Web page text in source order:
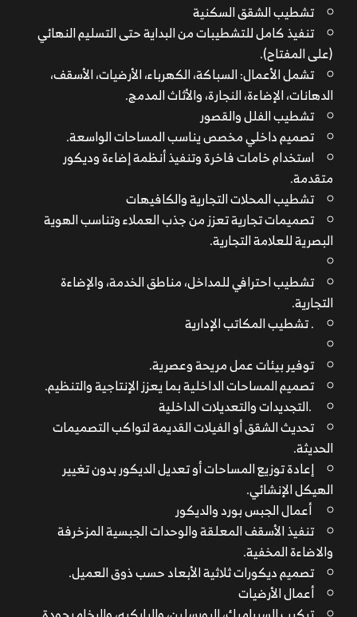
تشطيب الشقق السكنية
تنفيذ كامل للتشطيبات من البداية حتى التسليم النهائي
(على المفتاح).
تشمل الأعمال: السباكة، الكهرباء، الأرضيات، الأسقف،
الدهانات، الإضاءة، النجارة، والأثاث المدمج.
تشطيب الفلل والقصور
تصميم داخلي مخصص يناسب المساحات الواسعة.
استخدام خامات فاخرة وتنفيذ أنظمة إضاءة وديكور
متقدمة.
تشطيب المحلات التجارية والكافيهات
تصميمات تجارية تعزز من جذب العملاء وتناسب الهوية
البصرية للعلامة التجارية.
تشطيب احترافي للمداخل، مناطق الخدمة، والإضاءة
التجارية.
. تشطيب المكاتب الإدارية
توفير بيئات عمل مريحة وعصرية.
تصميم المساحات الداخلية بما يعزز الإنتاجية والتنظيم.
.التجديدات والتعديلات الداخلية
تحديث الشقق أو الفيلات القديمة لتواكب التصميمات
الحديثة.
إعادة توزيع المساحات أو تعديل الديكور بدون تغيير
الهيكل الإنشائي.
أعمال الجبس بورد والديكور
تنفيذ الأسقف المعلقة والوحدات الجبسية المزخرفة
والاضاءة المخفية.
تصميم ديكورات ثلاثية الأبعاد حسب ذوق العميل.
أعمال الأرضيات